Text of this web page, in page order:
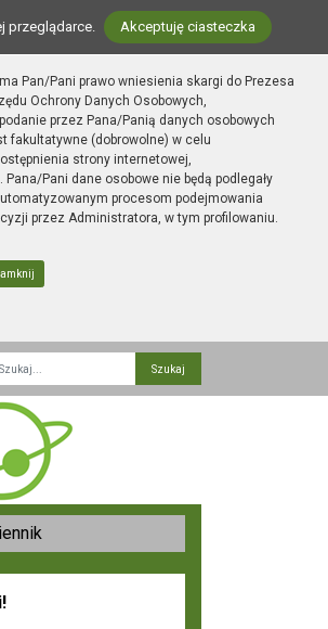
przeglądarce. Akceptuję ciasteczka
Pan/Pani prawo wniesienia skargi do Prezesa
Ochrony Danych Osobowych,
przez Pana/Panią danych osobowych
fakultatywne (dobrowolne) w celu
strony internetowej,
Pana/Pani dane osobowe nie będą podlegały
procesom podejmowania
przez Administratora, w tym profilowaniu.